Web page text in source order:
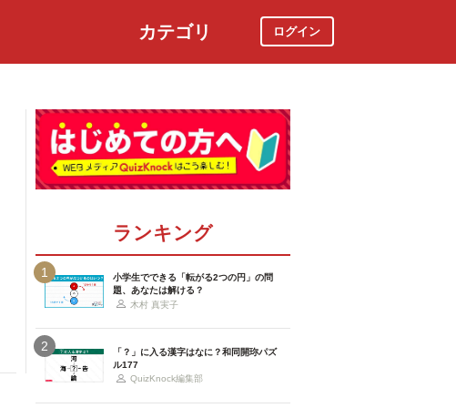
カテゴリ ログイン
ランキング
1
小学生でできる「転がる2つの円」の問
題、あなたは解ける？
木村 真実子
2
「？」に入る漢字はなに？和同開珎パズ
ル177
QuizKnock編集部